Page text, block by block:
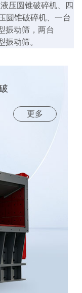
压圆锥破碎机、四
圆锥破碎机、一台
振动筛，两台
振动筛。
更多